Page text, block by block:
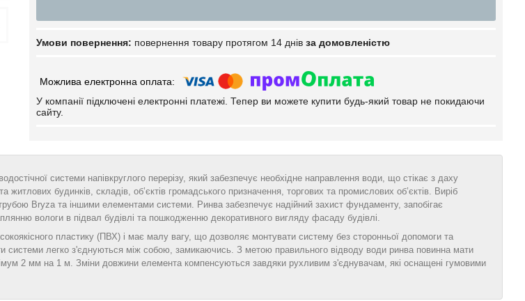
повернення товару протягом 14 днів за домовленістю
У компанії підключені електронні платежі. Тепер ви можете купити будь-який товар не покидаючи
сайту.
системи напівкруглого перерізу, який забезпечує необхідне направлення води, що стікає з даху
житлових будинків, складів, об’єктів громадського призначення, торгових та промислових об’єктів. Виріб
Bryza та іншими елементами системи. Ринва забезпечує надійний захист фундаменту, запобігає
вологи в підвал будівлі та пошкодженню декоративного вигляду фасаду будівлі.
пластику (ПВХ) і має малу вагу, що дозволяє монтувати систему без сторонньої допомоги та
системи легко з'єднуються між собою, замикаючись. З метою правильного відводу води ринва повинна мати
2 мм на 1 м. Зміни довжини елемента компенсуються завдяки рухливим з'єднувачам, які оснащені гумовими